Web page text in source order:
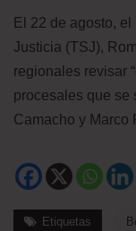
El 22 de agosto,
Justicia (TSJ),
regionales revisar
procesales que se
Camacho y Marco
Etiquetas